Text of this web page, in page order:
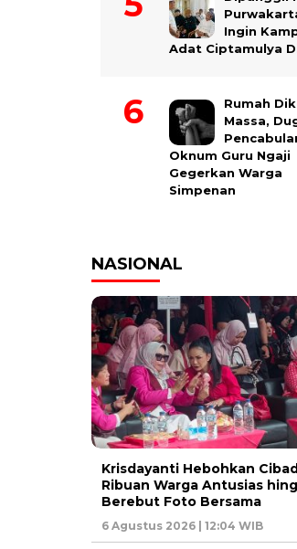
Ingin
Adat Ciptamulya
Rumah
Massa,
Oknum Guru Ngaji
Gegerkan Warga
Simpenan
NASIONAL
Krisdayanti Hebohkan
Ribuan Warga Antusias
Berebut Foto Bersama
6 Agustus 2026 | 12:04 WIB